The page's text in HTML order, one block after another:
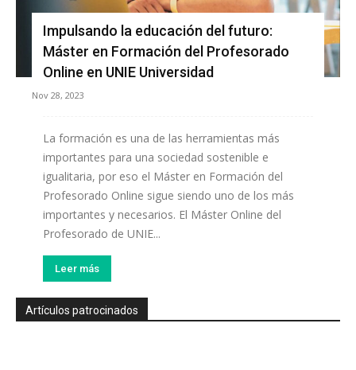
Impulsando la educación del futuro:
Máster en Formación del Profesorado
Online en UNIE Universidad
Nov 28, 2023
La formación es una de las herramientas más
importantes para una sociedad sostenible e
igualitaria, por eso el Máster en Formación del
Profesorado Online sigue siendo uno de los más
importantes y necesarios. El Máster Online del
Profesorado de UNIE...
Leer más
Artículos patrocinados